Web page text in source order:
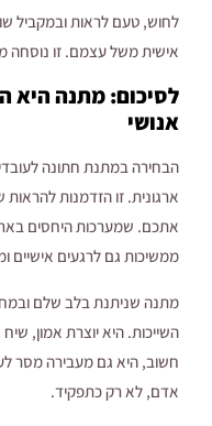
לחוש, טעם לראות ובמקביל
אישית משל עצמם. זו נוסחה
לסיכום: מתנה היא
אנושי
הבחירה במתנת חתונה
ארגונית. זו הזדמנות
אתכם. שמערכות היחסים
ממשיכות גם לרגעים אישיים
מתנה שניתנת בלב שלם
השייכות. היא יוצרת אמון, שיח
חשוב, היא גם מעבירה מסר
אדם, לא רק כתפקיד.